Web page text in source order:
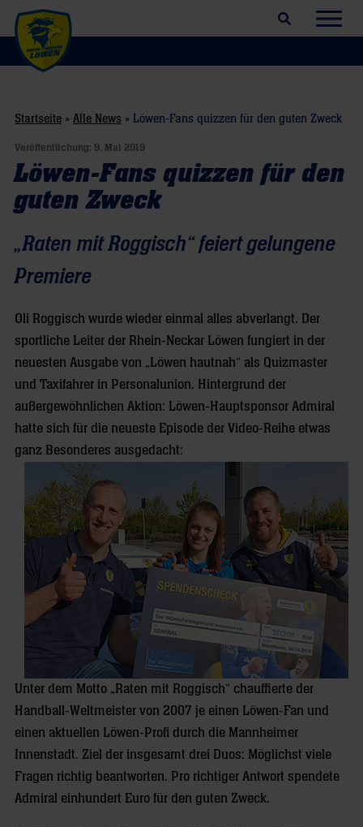
Suchfeld öffnen
Startseite » Alle News » Löwen-Fans quizzen für den guten Zweck
Veröffentlichung: 9. Mai 2019
Löwen-Fans quizzen für den
guten Zweck
„Raten mit Roggisch“ feiert gelungene
Premiere
Oli Roggisch wurde wieder einmal alles abverlangt. Der
sportliche Leiter der Rhein-Neckar Löwen fungiert in der
neuesten Ausgabe von „Löwen hautnah“ als Quizmaster
und Taxifahrer in Personalunion. Hintergrund der
außergewöhnlichen Aktion: Löwen-Hauptsponsor Admiral
hatte sich für die neueste Episode der Video-Reihe etwas
ganz Besonderes ausgedacht:
Unter dem Motto „Raten mit Roggisch“ chauffierte der
Handball-Weltmeister von 2007 je einen Löwen-Fan und
einen aktuellen Löwen-Profi durch die Mannheimer
Innenstadt. Ziel der insgesamt drei Duos: Möglichst viele
Fragen richtig beantworten. Pro richtiger Antwort spendete
Admiral einhundert Euro für den guten Zweck.